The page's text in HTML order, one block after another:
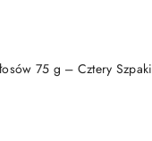
75 g – Cztery Szpaki